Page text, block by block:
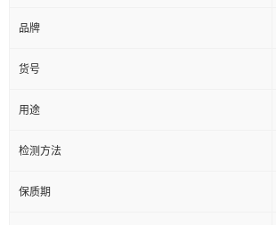
品牌
货号
用途
检测方法
保质期